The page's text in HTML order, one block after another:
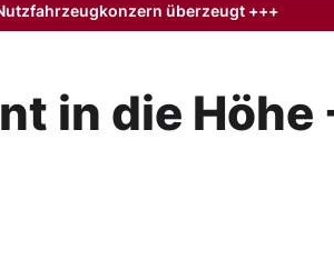
überzeugt +++
in die Höhe